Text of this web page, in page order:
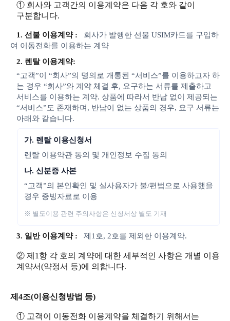
① 회사와 고객간의 이용계약은 다음 각 호와 같이
구분합니다.
1. 선불 이용계약 :
회사가 발행한 선불 USIM카드를 구입하
여 이동전화를 이용하는 계약
2. 렌탈 이용계약:
“고객”이 “회사”의 명의로 개통된 “서비스”를 이용하고자 하
는 경우 “회사”와 계약 체결 후, 요구하는 서류를 제출하고
서비스를 이용하는 계약. 상품에 따라서 반납 없이 제공되는
“서비스”도 존재하며, 반납이 없는 상품의 경우, 요구 서류는
아래와 같습니다.
가. 렌탈 이용신청서
렌탈 이용약관 동의 및 개인정보 수집 동의
나. 신분증 사본
“고객”의 본인확인 및 실사용자가 불/편법으로 사용했을
경우 증빙자료로 이용
※ 별도이용 관련 주의사항은 신청서상 별도 기재
3. 일반 이용계약 : 제1호, 2호를 제외한 이용계약.
② 제1항 각 호의 계약에 대한 세부적인 사항은 개별 이용
계약서(약정서 등)에 의합니다.
제4조(이용신청방법 등)
① 고객이 이동전화 이용계약을 체결하기 위해서는